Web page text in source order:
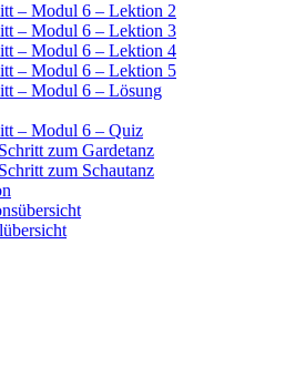
– Modul 6 – Lektion 2
– Modul 6 – Lektion 3
– Modul 6 – Lektion 4
– Modul 6 – Lektion 5
– Modul 6 – Lösung
– Modul 6 – Quiz
zum Gardetanz
zum Schautanz